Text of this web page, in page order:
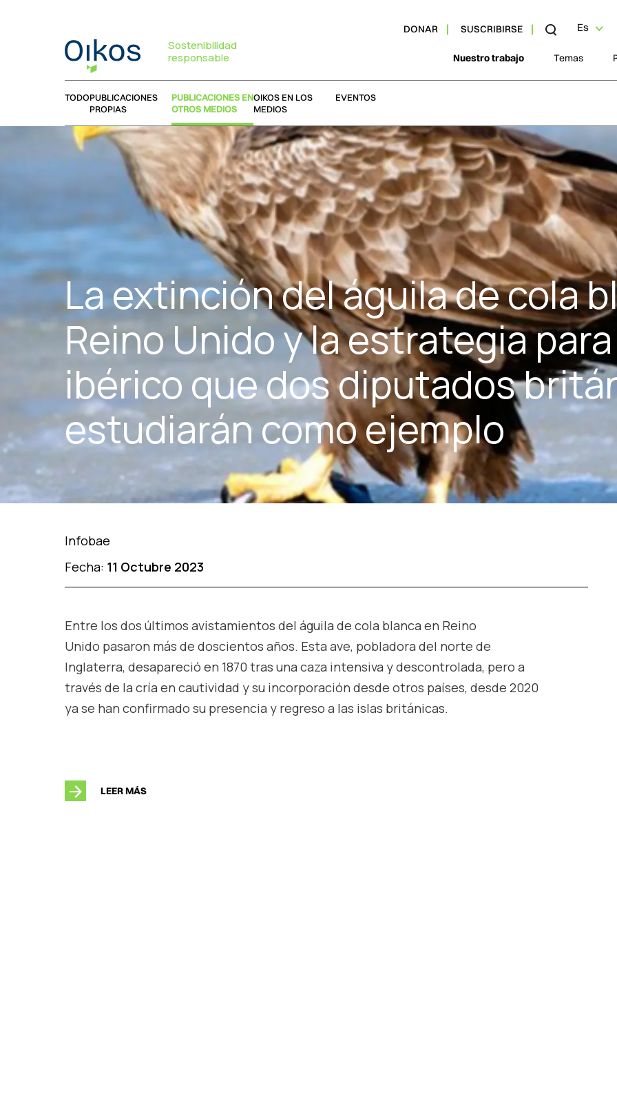
Sostenibilidad
responsable
DONAR SUSCRIBIRSE Es
Nuestro trabajo Temas
TODOPUBLICACIONES
PROPIAS
PUBLICACIONES EN
OTROS MEDIOS
OIKOS EN LOS
MEDIOS
EVENTOS
La extinción del águila de cola
Reino Unido y la estrategia
ibérico que dos diputados
estudiarán como ejemplo
Infobae
Fecha: 11 Octubre 2023
Entre los dos últimos avistamientos del águila de cola blanca en Reino
Unido pasaron más de doscientos años. Esta ave, pobladora del norte de
Inglaterra, desapareció en 1870 tras una caza intensiva y descontrolada, pero a
través de la cría en cautividad y su incorporación desde otros países, desde 2020
ya se han confirmado su presencia y regreso a las islas británicas.
LEER MÁS